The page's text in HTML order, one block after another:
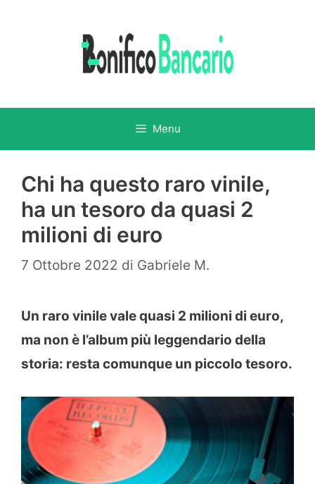
Menu
Chi ha questo raro vinile,
ha un tesoro da quasi 2
milioni di euro
7 Ottobre 2022 di Gabriele M.
Un raro vinile vale quasi 2 milioni di euro,
ma non è l’album più leggendario della
storia: resta comunque un piccolo tesoro.